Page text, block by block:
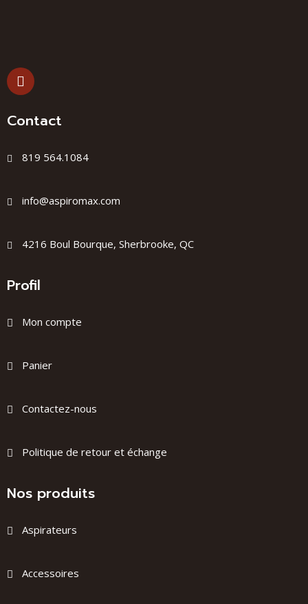
Contact
819 564.1084
info@aspiromax.com
4216 Boul Bourque, Sherbrooke, QC
Profil
Mon compte
Panier
Contactez-nous
Politique de retour et échange
Nos produits
Aspirateurs
Accessoires